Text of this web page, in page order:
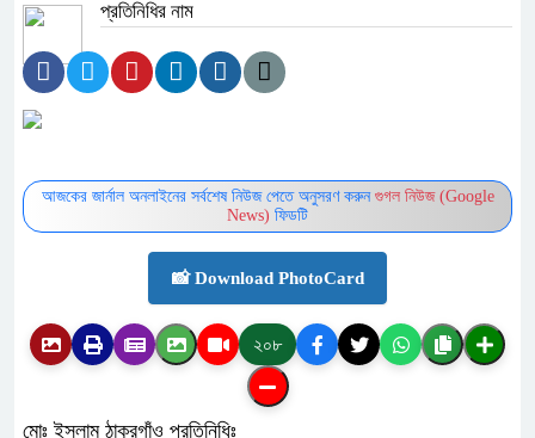
প্রতিনিধির নাম
আজকের জার্নাল অনলাইনের সর্বশেষ নিউজ পেতে অনুসরণ করুন গুগল নিউজ (Google
News) ফিডটি
📸 Download PhotoCard
২০৮
মোঃ ইসলাম ঠাকুরগাঁও প্রতিনিধিঃ